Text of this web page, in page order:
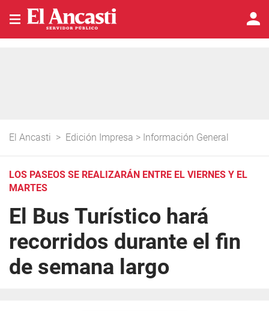
El Ancasti > Edición Impresa > Información General
LOS PASEOS SE REALIZARÁN ENTRE EL VIERNES Y EL
MARTES
El Bus Turístico hará
recorridos durante el fin
de semana largo